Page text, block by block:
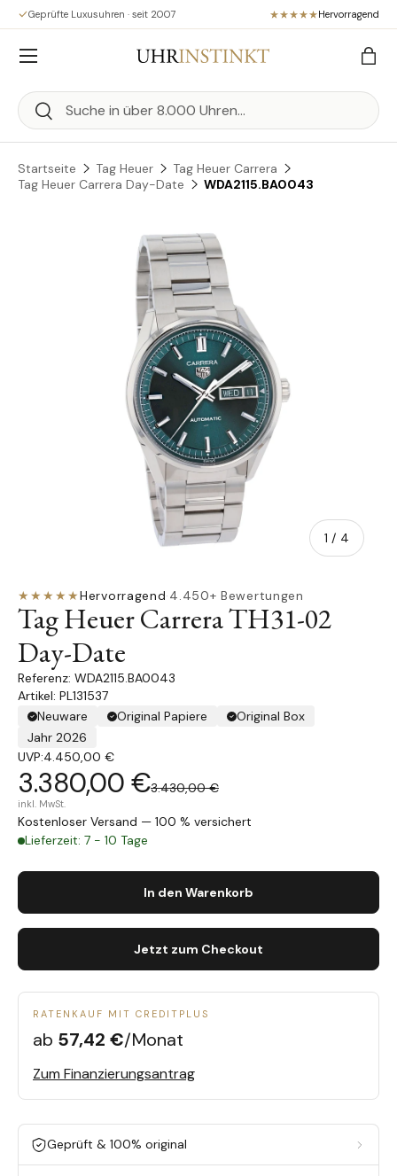
Direkt zum Inhalt
Geprüfte Luxusuhren · seit 2007 Hervorragend
Suchen
Suchen
Menü
Startseite Tag Heuer
Tag Heuer Carrera
Tag Heuer Carrera Day-Date
WDA2115.BA0043
Zu Produktinformationen springen
1 / von
4
★★★★★Hervorragend·4.450+ Bewertungen
Tag Heuer Carrera TH31-02
Day-Date
WDA2115.BA0043
Artikel: PL131537
Neuware
Original Papiere
Original Box
Jahr 2026
UVP:4.450,00 €
3.380,00 €3.430,00 €
inkl. MwSt.
Kostenloser Versand — 100 % versichert
Lieferzeit: 7 - 10 Tage
In den Warenkorb
Jetzt zum Checkout
RATENKAUF MIT CREDITPLUS
ab 57,42 €/Monat
Zum Finanzierungsantrag
Geprüft & 100% original